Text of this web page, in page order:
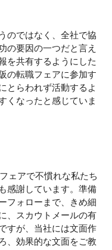
のではなく、全社で協
の要因の一つだと言え
を共有するようにした
の転職フェアに参加す
とらわれず活動するよ
くなったと感じていま
ェアで不慣れな私たち
感謝しています。準備
フォローまで、きめ細
、スカウトメールの有
すが、当社には文面作
、効果的な文面をご教